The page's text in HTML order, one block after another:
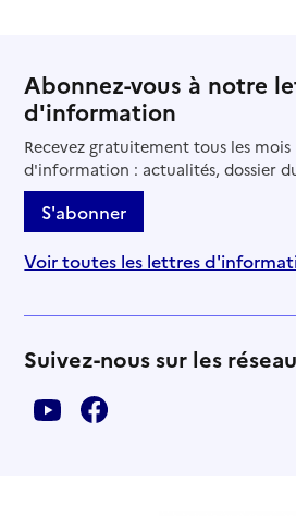
Abonnez-vous à notre
d'information
Recevez gratuitement tous les
d'information : actualités, dossier
S'abonner
Voir toutes les lettres
Suivez-nous sur les